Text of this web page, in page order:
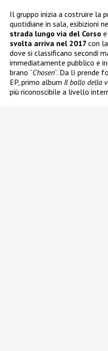
Il gruppo inizia a costruire la
quotidiane in sala, esibizioni
strada lungo via del Corso
svolta arriva nel 2017 con la
dove si classificano secondi
immediatamente pubblico e
brano “Chosen”. Da lì prende
EP, primo album Il ballo della
più riconoscibile a livello